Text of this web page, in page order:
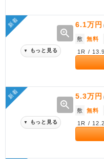
新着
zoom_in
▼ もっと見る
6.1万円
敷 無料
1R /
新着
zoom_in
▼ もっと見る
5.3万円
敷 無料
1R /